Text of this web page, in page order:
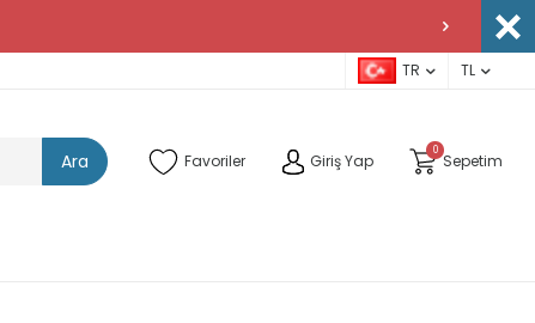
TR TL
Ara Favoriler Giriş Yap
0
Sepetim